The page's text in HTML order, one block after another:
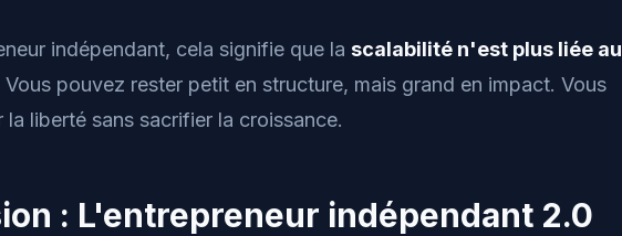
indépendant, cela signifie que la scalabilité n'est plus liée au
Vous pouvez rester petit en structure, mais grand en impact. Vous
liberté sans sacrifier la croissance.
: L'entrepreneur indépendant 2.0